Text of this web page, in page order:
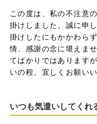
この度は、私の不注意
掛けしました。誠に申
掛けしたにもかかわら
情、感謝の念に堪えま
てばかりではあります
いの程、宜しくお願いい
いつも気遣いしてくれ